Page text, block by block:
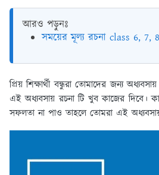
আরও পড়ুনঃ
সময়ের মূল্য রচনা class 6, 7,
প্রিয় শিক্ষার্থী বন্ধুরা তোমাদের জন্য
এই অধ্যবসায় রচনা টি খুব কাজের দিবে।
সফলতা না পাও তাহলে তোমরা এই